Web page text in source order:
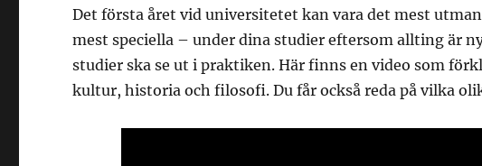
Det första året vid universitetet kan vara det mest
mest speciella – under dina studier eftersom allting är
studier ska se ut i praktiken. Här finns en video som
kultur, historia och filosofi. Du får också reda på vilka